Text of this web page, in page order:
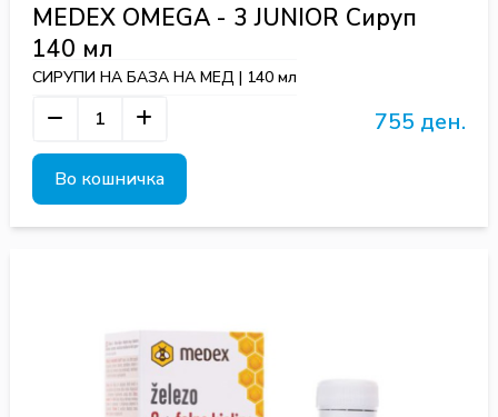
MEDEX OMEGA - 3 JUNIOR Сируп
140 мл
СИРУПИ НА БАЗА НА МЕД | 140 мл
755 ден.
Во кошничка